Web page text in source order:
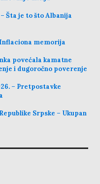
Šta je to što Albanija
memorija
povećala kamatne
i dugoročno poverenje
– Pretpostavke
Srpske – Ukupan